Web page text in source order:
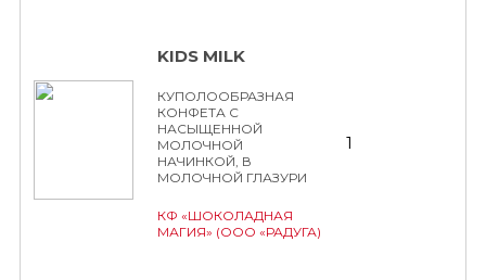
KIDS MILK
КУПОЛООБРАЗНАЯ
КОНФЕТА С
НАСЫЩЕННОЙ
МОЛОЧНОЙ
НАЧИНКОЙ, В
МОЛОЧНОЙ ГЛАЗУРИ
КФ «ШОКОЛАДНАЯ
МАГИЯ» (ООО «РАДУГА)
1